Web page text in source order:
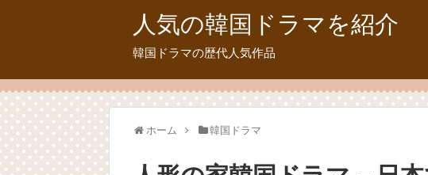
人気の韓国ドラマを紹介
韓国ドラマの歴代人気作品
ホーム 韓国ドラマ